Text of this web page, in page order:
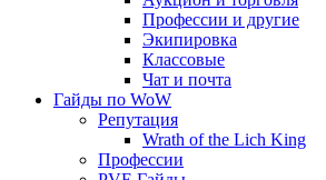
Профессии и другие
Экипировка
Классовые
Чат и почта
Гайды по WoW
Репутация
Wrath of the Lich King
Профессии